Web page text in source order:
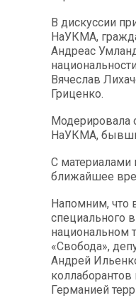
В дискуссии
НаУКМА,
Андреас
Вячеслав
Гриценко.
Модерировала
НаУКМА,
С материалами
ближайшее
Напомним, что
специального
национальном
«Свобода»,
Андрей
коллаборантов
Германией